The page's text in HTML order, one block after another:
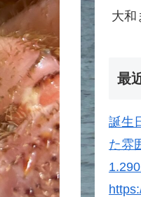
大和
最
誕生
た雰